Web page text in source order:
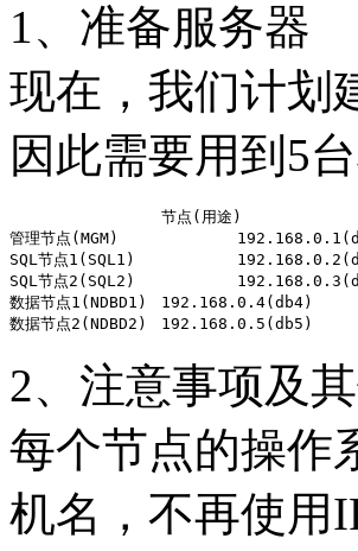
1、准备服务器
现在，我们计划
因此需要用到5
管理节点(MGM)		192.168.0.1(db1)
SQL节点1(SQL1)		192.168.0.2(db2)
SQL节点2(SQL2)		192.168.0.3(db3)
数据节点1(NDBD1)	192.168.0.4(db4)
2、注意事项及
每个节点的操作
机名，不再使用